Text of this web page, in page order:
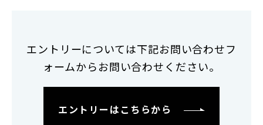
エントリーについては下記お問い合わせフ
ォームからお問い合わせください。
エントリーはこちらから